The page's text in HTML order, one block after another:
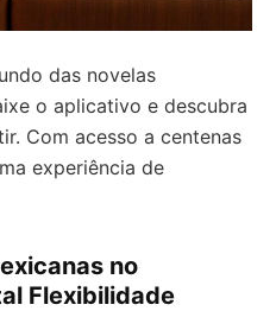
das novelas
o aplicativo e descubra
Com acesso a centenas
experiência de
no
Flexibilidade